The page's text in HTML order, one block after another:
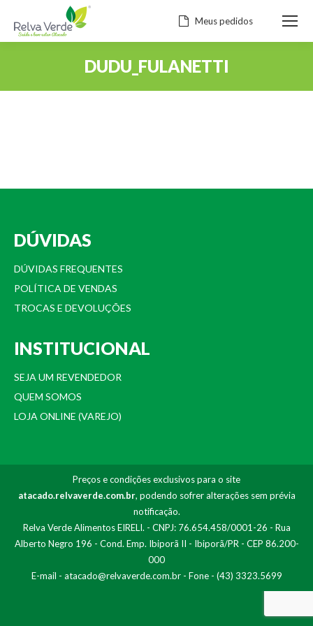
Meus pedidos
DUDU_FULANETTI
DÚVIDAS
DÚVIDAS FREQUENTES
POLÍTICA DE VENDAS
TROCAS E DEVOLUÇÕES
INSTITUCIONAL
SEJA UM REVENDEDOR
QUEM SOMOS
LOJA ONLINE (VAREJO)
Preços e condições exclusivos para o site
atacado.relvaverde.com.br, podendo sofrer alterações sem prévia
notificação.
Relva Verde Alimentos EIRELI. - CNPJ: 76.654.458/0001-26 - Rua
Alberto Negro 196 - Cond. Emp. Ibiporã II - Ibiporã/PR - CEP 86.200-
000
E-mail - atacado@relvaverde.com.br- Fone - (43) 3323.5699